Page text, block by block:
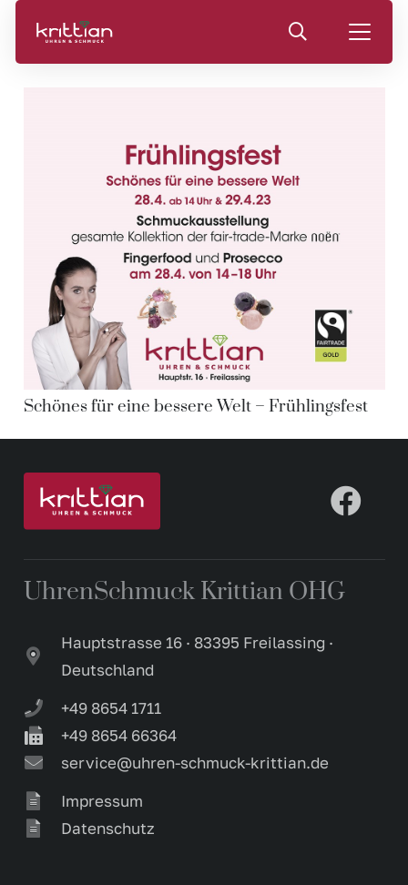
Schönes für eine bessere Welt – Frühlingsfest
UhrenSchmuck Krittian OHG
Hauptstrasse 16 · 83395 Freilassing ·
Deutschland
+49 8654 1711
+49 8654 66364
service@uhren-schmuck-krittian.de
Impressum
Datenschutz